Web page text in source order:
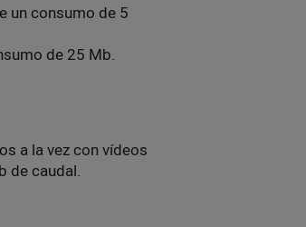
un consumo de 5
de 25 Mb.
a la vez con vídeos
de caudal.